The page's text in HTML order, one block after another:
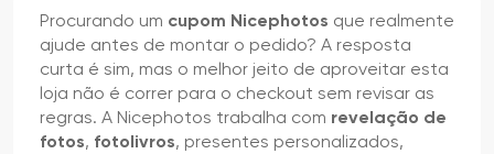
Procurando um cupom Nicephotos que realmente
ajude antes de montar o pedido? A resposta
curta é sim, mas o melhor jeito de aproveitar esta
loja não é correr para o checkout sem revisar as
regras. A Nicephotos trabalha com revelação de
fotos, fotolivros, presentes personalizados,